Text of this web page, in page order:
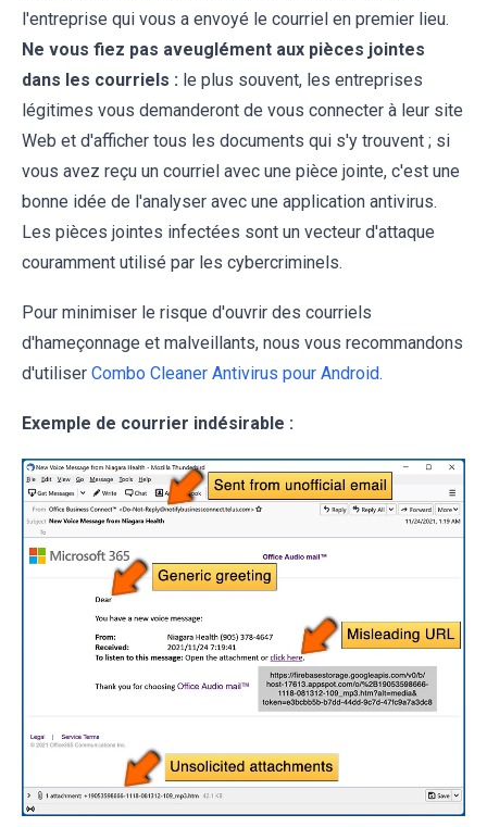
l'entreprise qui vous a envoyé le courriel en premier lieu.
Ne vous fiez pas aveuglément aux pièces jointes
dans les courriels : le plus souvent, les entreprises
légitimes vous demanderont de vous connecter à leur site
Web et d'afficher tous les documents qui s'y trouvent ; si
vous avez reçu un courriel avec une pièce jointe, c'est une
bonne idée de l'analyser avec une application antivirus.
Les pièces jointes infectées sont un vecteur d'attaque
couramment utilisé par les cybercriminels.
Pour minimiser le risque d'ouvrir des courriels
d'hameçonnage et malveillants, nous vous recommandons
d'utiliser Combo Cleaner Antivirus pour Android.
Exemple de courrier indésirable :